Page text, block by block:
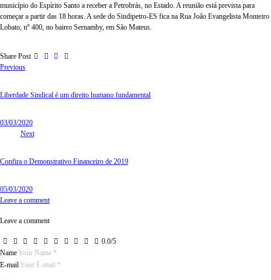
município do Espírito Santo a receber a Petrobrás, no Estado. A reunião está prevista para
começar a partir das 18 horas. A sede do Sindipetro-ES fica na Rua João Evangelista Monteiro
Lobato, nº 400, no bairro Sernamby, em São Mateus.
Share Post
Previous
Liberdade Sindical é um direito humano fundamental
03/03/2020
Next
Confira o Demonstrativo Financeiro de 2019
05/03/2020
Leave a comment
Leave a comment
0.0/5
Name
E-mail